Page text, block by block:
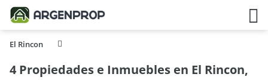
El Rincon
4 Propiedades e Inmuebles en El Rincon,